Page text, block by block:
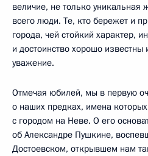
величие, не только уникальная
всего люди. Те, кто бережет и
города, чей стойкий характер,
и достоинство хорошо
уважение.
Отмечая юбилей, мы в первую
о наших предках, имена
с городом на Неве. О его
об Александре Пушкине,
Достоевском, открывшем нам